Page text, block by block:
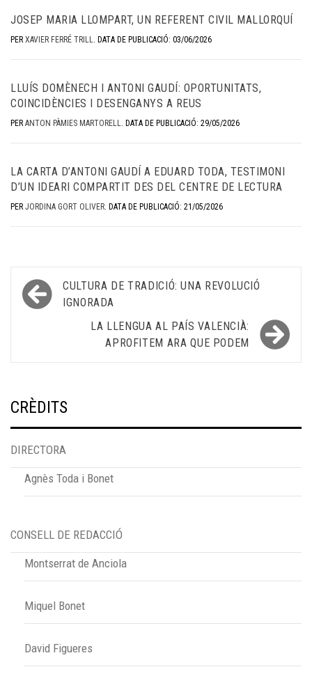
JOSEP MARIA LLOMPART, UN REFERENT CIVIL MALLORQUÍ
PER XAVIER FERRÉ TRILL. DATA DE PUBLICACIÓ: 03/06/2026
LLUÍS DOMÈNECH I ANTONI GAUDÍ: OPORTUNITATS,
COINCIDÈNCIES I DESENGANYS A REUS
PER ANTON PÀMIES MARTORELL. DATA DE PUBLICACIÓ: 29/05/2026
LA CARTA D’ANTONI GAUDÍ A EDUARD TODA, TESTIMONI
D’UN IDEARI COMPARTIT DES DEL CENTRE DE LECTURA
PER JORDINA GORT OLIVER. DATA DE PUBLICACIÓ: 21/05/2026
Navegació
d'entrades
CULTURA DE TRADICIÓ: UNA REVOLUCIÓ
IGNORADA
LA LLENGUA AL PAÍS VALENCIÀ:
APROFITEM ARA QUE PODEM
CRÈDITS
DIRECTORA
Agnès Toda i Bonet
CONSELL DE REDACCIÓ
Montserrat de Anciola
Miquel Bonet
David Figueres